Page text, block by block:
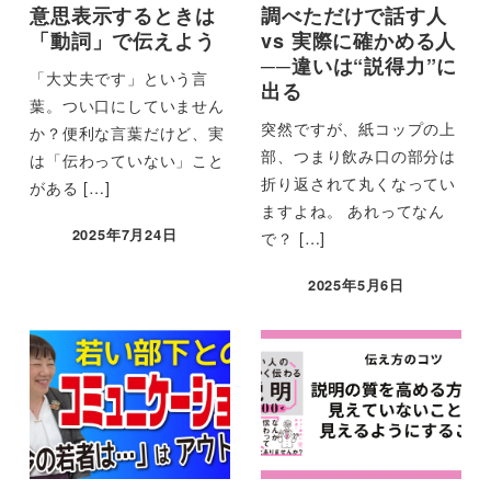
意思表示するときは
「動詞」で伝えよう
「大丈夫です」という言
葉。つい口にしていません
か？便利な言葉だけど、実
は「伝わっていない」こと
がある […]
2025年7月24日
調べただけで話す人
vs 実際に確かめる人
──違いは“説得力”に
出る
突然ですが、紙コップの上
部、つまり飲み口の部分は
折り返されて丸くなってい
ますよね。 あれってなん
で？ […]
2025年5月6日